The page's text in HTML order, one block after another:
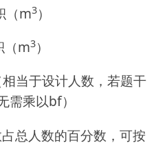
（m3）
（m3）
当于设计人数，若题干
需乘以bf）
总人数的百分数，可按